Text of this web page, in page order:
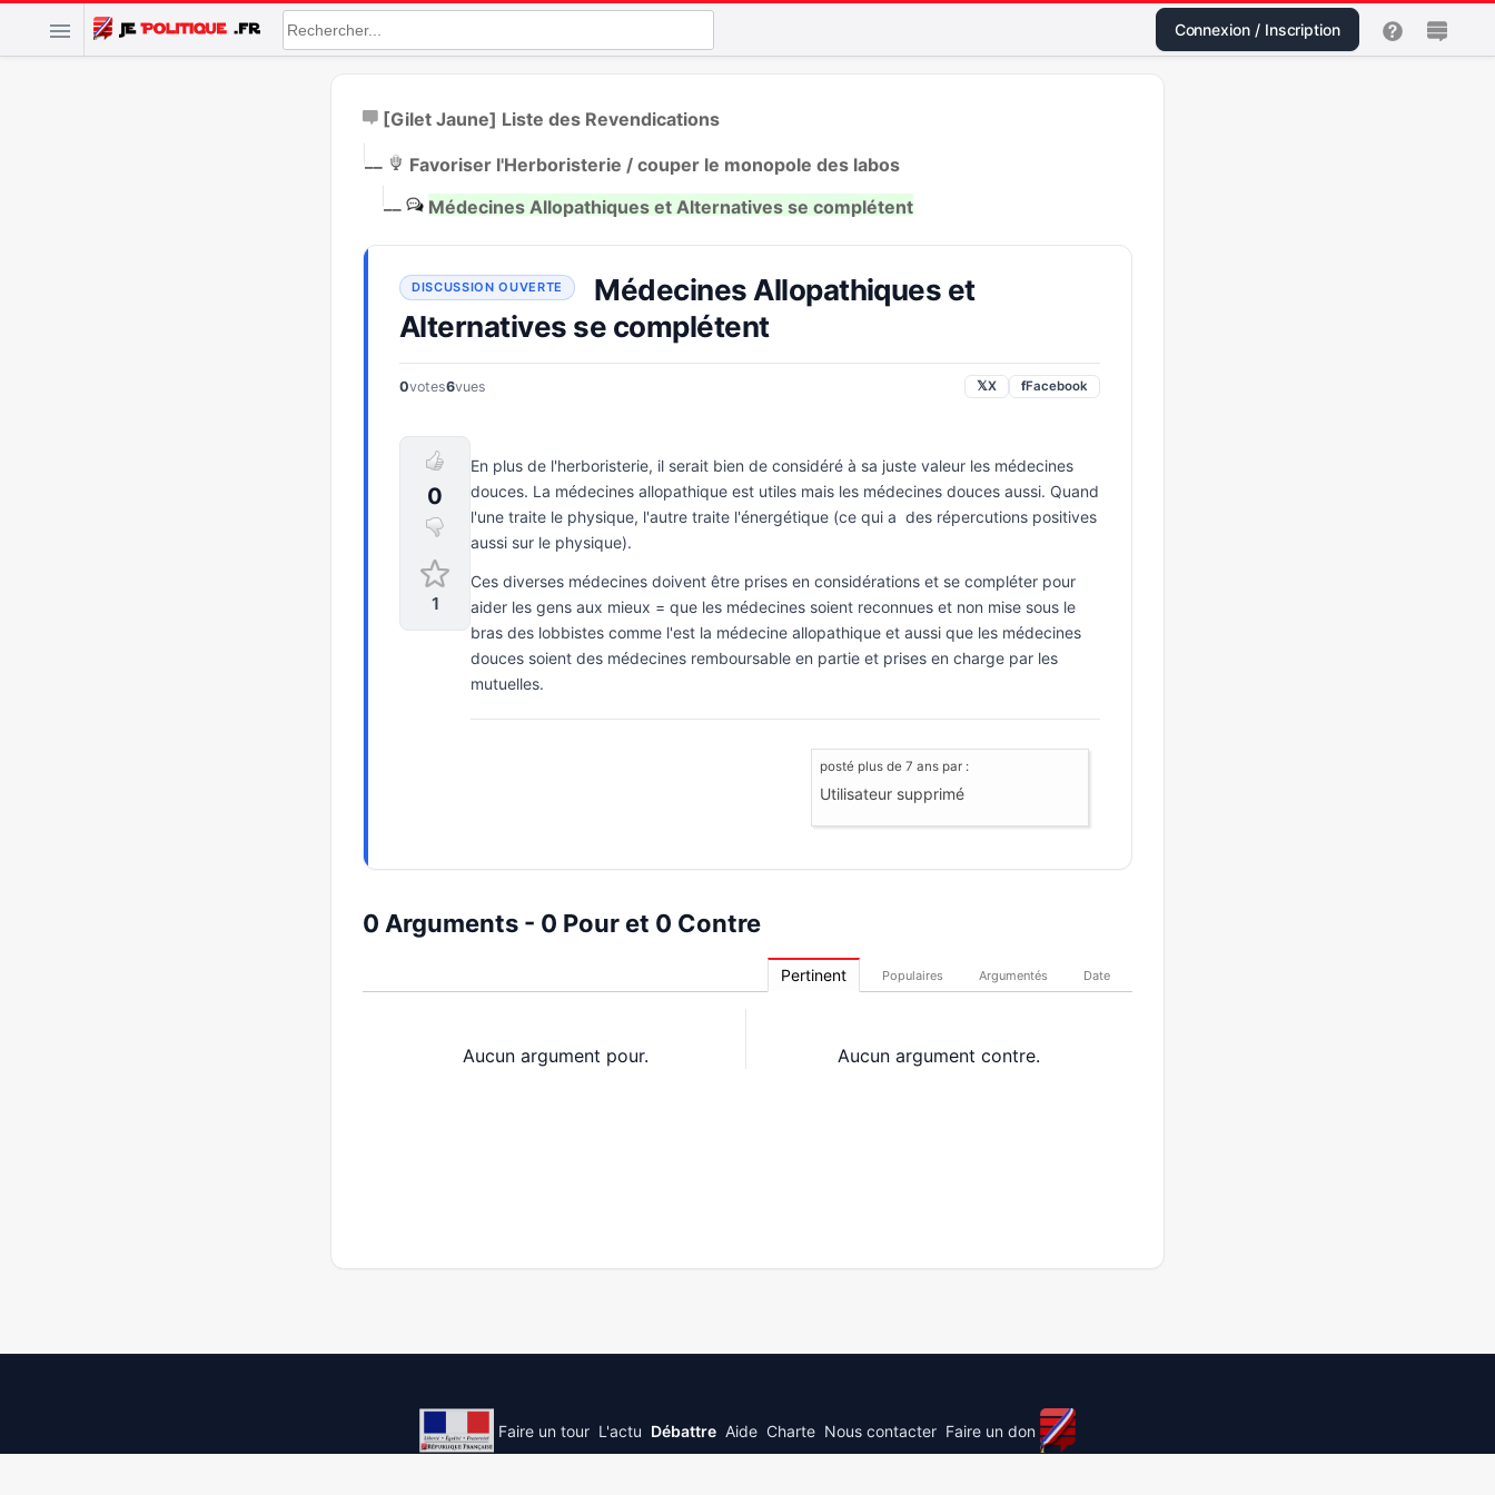
Connexion / Inscription
[Gilet Jaune] Liste des Revendications
Favoriser l'Herboristerie / couper le monopole des labos
Médecines Allopathiques et Alternatives se complétent
Médecines Allopathiques et
Alternatives se complétent
0votes6vues 𝕏X fFacebook
0
1
En plus de l'herboristerie, il serait bien de considéré à sa juste valeur les médecines
douces. La médecines allopathique est utiles mais les médecines douces aussi. Quand
l'une traite le physique, l'autre traite l'énergétique (ce qui a des répercutions positives
aussi sur le physique).
Ces diverses médecines doivent être prises en considérations et se compléter pour
aider les gens aux mieux = que les médecines soient reconnues et non mise sous le
bras des lobbistes comme l'est la médecine allopathique et aussi que les médecines
douces soient des médecines remboursable en partie et prises en charge par les
mutuelles.
posté plus de 7 ans par :
Utilisateur supprimé
0 Arguments - 0 Pour et 0 Contre
Pertinent Populaires Argumentés Date
Aucun argument pour. Aucun argument contre.
Faire un tour L'actu Débattre Aide Charte Nous contacter Faire un don